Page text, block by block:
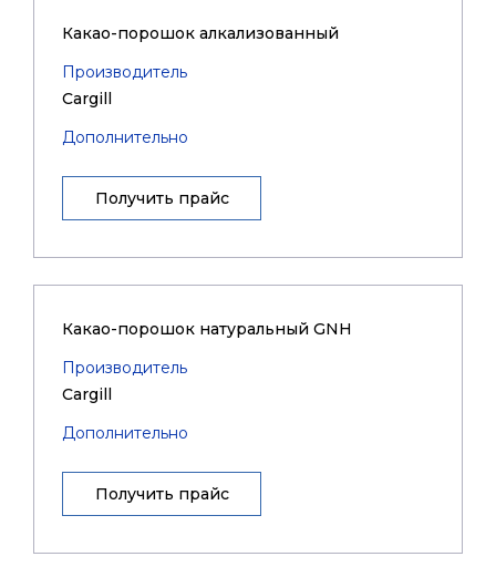
Какао-порошок алкализованный
Производитель
Cargill
Дополнительно
Получить прайс
Какао-порошок натуральный GNH
Производитель
Cargill
Дополнительно
Получить прайс